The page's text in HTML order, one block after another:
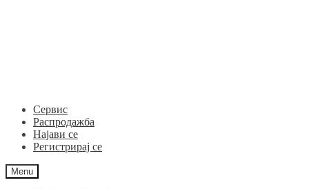
Сервис
Распродажба
Најави се
Регистрирај се
Menu